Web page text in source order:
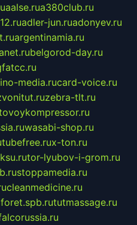
aalse.rua380club.ru
adler-jun.ruadonyev.ru
argentinamia.ru
belgorod-day.ru
media.rucard-voice.ru
zebra-tlt.ru
wasabi-shop.ru
x-ton.ru
tor-lyubov-i-grom.ru
stoppamedia.ru
cleanmedicine.ru
tutmassage.ru